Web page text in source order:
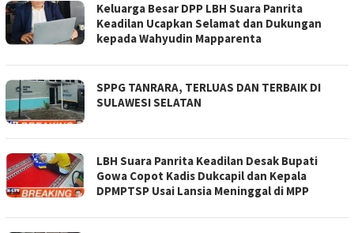
Keluarga Besar DPP LBH Suara Panrita
Keadilan Ucapkan Selamat dan Dukungan
kepada Wahyudin Mapparenta
SPPG TANRARA, TERLUAS DAN TERBAIK DI
SULAWESI SELATAN
LBH Suara Panrita Keadilan Desak Bupati
Gowa Copot Kadis Dukcapil dan Kepala
DPMPTSP Usai Lansia Meninggal di MPP